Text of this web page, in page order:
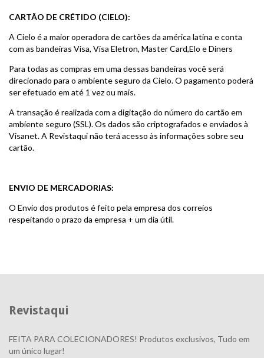
CARTÃO DE CRÉTIDO (CIELO):
A Cielo é a maior operadora de cartões da américa latina e conta
com as bandeiras Visa, Visa Eletron, Master Card,Elo e Diners
Para todas as compras em uma dessas bandeiras você ser
direcionado para o ambiente seguro da Cielo. O pagamento poder
ser efetuado em até 1 vez ou mais.
A transação é realizada com a digitação do número do cartão em
ambiente seguro (SSL). Os dados são criptografados e enviados à
Visanet. A Revistaqui não terá acesso às informações sobre seu
cartão.
ENVIO DE MERCADORIAS:
O Envio dos produtos é feito pela empresa dos correios
respeitando o prazo da empresa + um dia útil.
Revistaqui
FEITA PARA COLECIONADORES! Produtos exclusivos, Tudo em
um único lugar!